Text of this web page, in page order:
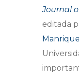
Journal
editada
Manrique